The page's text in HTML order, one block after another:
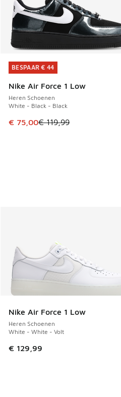
BESPAAR € 44
Nike Air Force 1 Low
Heren Schoenen
White - Black - Black
Dit artikel is in de uitverkoop.
€ 75,00€ 119,99
BESPAAR € 44
Nike Air Force 1 Low
Heren Schoenen
White - White - Volt
€ 129,99